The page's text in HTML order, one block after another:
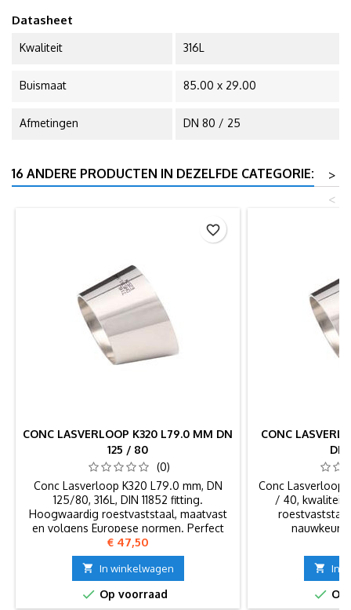
Datasheet
Kwaliteit 316L
Buismaat 85.00 x 29.00
Afmetingen DN 80 / 25
16 ANDERE PRODUCTEN IN DEZELFDE CATEGORIE:
>
<
CONC LASVERLOOP K320 L79.0 MM DN
125 / 80
(0)
Conc Lasverloop K320 L79.0 mm, DN
125/80, 316L, DIN 11852 fitting.
Hoogwaardig roestvaststaal, maatvast
en volgens Europese normen. Perfect
voor voedingsmiddelen- en
farmaceutische industrie.
Prijs
€ 47,50
 In winkelwagen
 Op voorraad
favorite_border
CONC
DN
Conc Lasverloop
/ 40, kwaliteit
 In
 Op